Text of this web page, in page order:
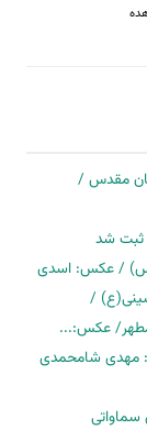
مقدس /
ثبت شد
(س) / عکس: اسدی
/
مطهر/ عکس:...
مهدی شامحمدی
سماواتی